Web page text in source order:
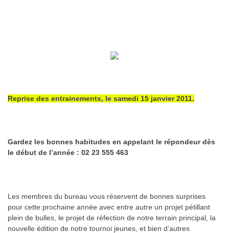
Reprise des entrainements, le samedi 15 janvier 2011.
Gardez les bonnes habitudes en appelant le répondeur dès
le début de l’année : 02 23 555 463
Les membres du bureau vous réservent de bonnes surprises
pour cette prochaine année avec entre autre un projet pétillant
plein de bulles, le projet de réfection de notre terrain principal, la
nouvelle édition de notre tournoi jeunes, et bien d’autres